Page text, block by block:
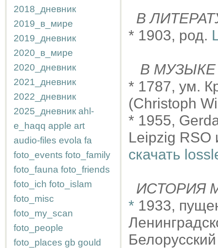
2018_дневник
2019_в_мире
2019_дневник
2020_в_мире
2020_дневник
2021_дневник
2022_дневник
2025_дневник ahl-
e_haqq apple art
audio-files evola fa
foto_events foto_family
foto_fauna foto_friends
foto_ich foto_islam
foto_misc
foto_my_scan
foto_people
foto_places gb gould
В
* 1903, род.
В МУЗЫКЕ
* 1787, ум.
(Christoph
* 1955,
Leipzig RSO
скачать
ИСТОРИЯ
* 1933,